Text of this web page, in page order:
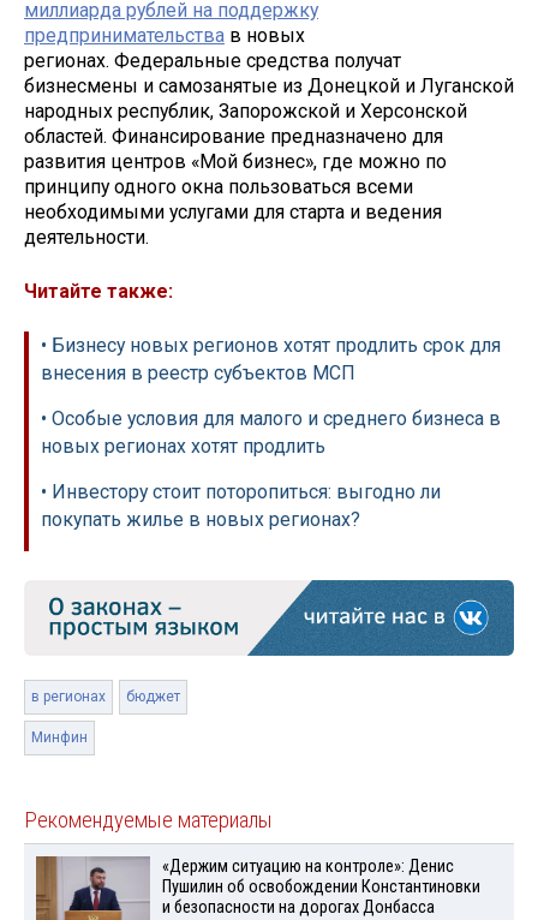
миллиарда рублей на поддержку
предпринимательства в новых
регионах. Федеральные средства получат
бизнесмены и самозанятые из Донецкой и Луганской
народных республик, Запорожской и Херсонской
областей. Финансирование предназначено для
развития центров «Мой бизнес», где можно по
принципу одного окна пользоваться всеми
необходимыми услугами для старта и ведения
деятельности.
Читайте также:
• Бизнесу новых регионов хотят продлить срок для
внесения в реестр субъектов МСП
• Особые условия для малого и среднего бизнеса в
новых регионах хотят продлить
• Инвестору стоит поторопиться: выгодно ли
покупать жилье в новых регионах?
в регионах бюджет
Минфин
Рекомендуемые материалы
«Держим ситуацию на контроле»: Денис
Пушилин об освобождении Константиновки
и безопасности на дорогах Донбасса